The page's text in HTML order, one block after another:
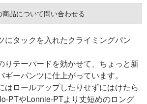
商品について問い合わせる
にタックを入れたクライミングパン
りテーパードを効かせて、ちょっと新
ーパンツに仕上がっています。
はロールアップしたりせずにはけたら
PTやLonnie-PTより丈短めのロング